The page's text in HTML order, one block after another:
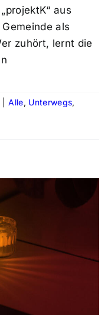
aus
als
zuhört, lernt die
Alle, Unterwegs,